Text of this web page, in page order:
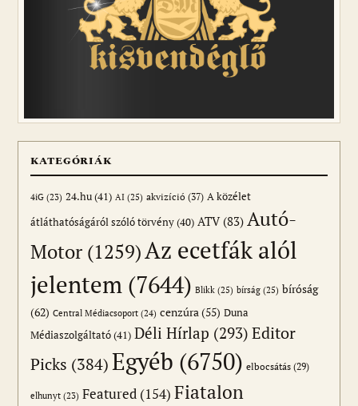
KATEGÓRIÁK
4iG (23) 24.hu(41) AI (25) akvizíció (37) A közélet
átláthatóságáról szóló törvény(40) ATV(83) Autó-
Motor (1259)Az ecetfák alól
jelentem (7644) Blikk (25) bírság (25) bíróság
(62) Central Médiacsoport (24) cenzúra(55) Duna
Médiaszolgáltató(41) Déli Hírlap (293) Editor
Picks (384)Egyéb (6750) elbocsátás (29)
elhunyt (23) Featured (154) Fiatalon